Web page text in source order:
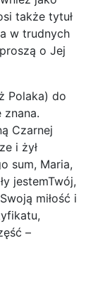
także tytuł
w trudnych
o Jej
Polaka) do
Czarnej
i żył
sum, Maria,
jestemTwój,
miłość i
–